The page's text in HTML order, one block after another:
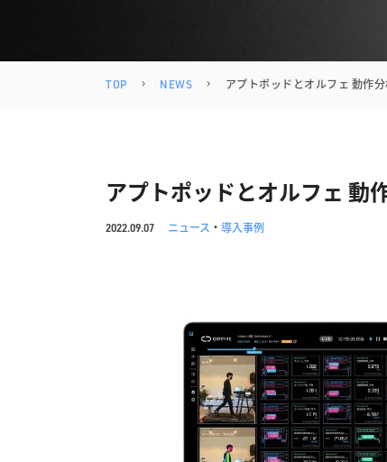
TOP NEWS アプトポッドとオルフェ 動作
アプトポッドとオルフェ 動
2022.09.07 ニュース ・ 導入事例